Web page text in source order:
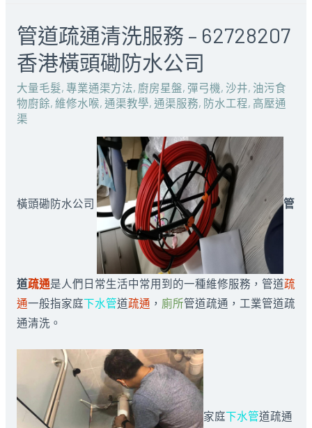
管道疏通清洗服務 – 62728207
香港橫頭磡防水公司
大量毛髮, 專業通渠方法, 廚房星盤, 彈弓機, 沙井, 油污食
物廚餘, 維修水喉, 通渠教學, 通渠服務, 防水工程, 高壓通
渠
橫頭磡防水公司 管
道疏通是人們日常生活中常用到的一種維修服務，管道疏
通一般指家庭下水管道疏通 ， 廁所管道疏通，工業管道疏
通清洗。
家庭下水管道疏通